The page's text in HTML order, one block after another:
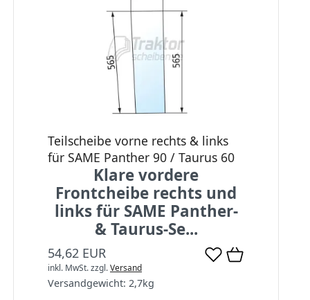
Teilscheibe vorne rechts & links
für SAME Panther 90 / Taurus 60
Klare vordere
Frontcheibe rechts und
links für SAME Panther-
& Taurus-Se...
54,62 EUR
inkl. MwSt.zzgl.Versand
Versandgewicht: 2,7kg